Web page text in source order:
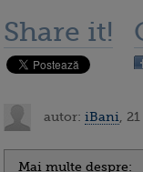
Share it!
autor: iBani ,
Mai multe despre: